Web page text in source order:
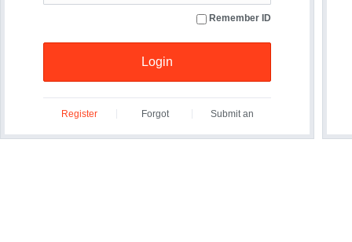
Remember ID
Login
Register
Forgot
Submit an